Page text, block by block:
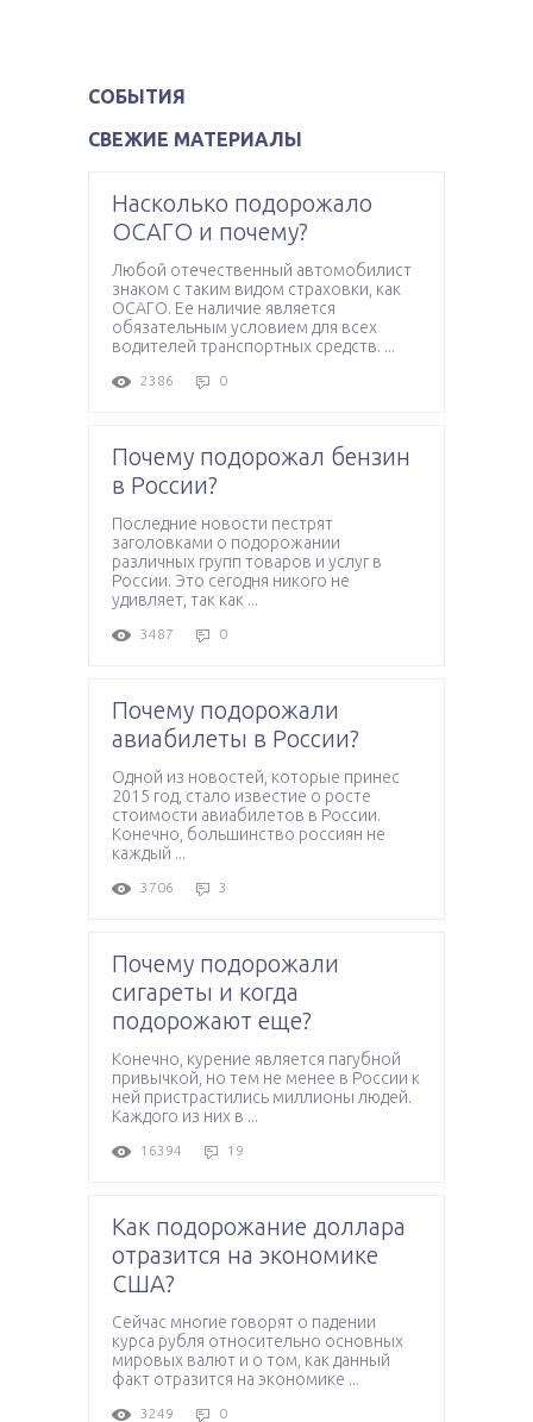
СОБЫТИЯ
СВЕЖИЕ МАТЕРИАЛЫ
Насколько подорожало
ОСАГО и почему?
Любой отечественный автомобилист
знаком с таким видом страховки, как
ОСАГО. Ее наличие является
обязательным условием для всех
водителей транспортных средств. ...
2386 0
Почему подорожал бензин
в России?
Последние новости пестрят
заголовками о подорожании
различных групп товаров и услуг в
России. Это сегодня никого не
удивляет, так как ...
3487 0
Почему подорожали
авиабилеты в России?
Одной из новостей, которые принес
2015 год, стало известие о росте
стоимости авиабилетов в России.
Конечно, большинство россиян не
каждый ...
3706 3
Почему подорожали
сигареты и когда
подорожают еще?
Конечно, курение является пагубной
привычкой, но тем не менее в России к
ней пристрастились миллионы людей.
Каждого из них в ...
16394 19
Как подорожание доллара
отразится на экономике
США?
Сейчас многие говорят о падении
курса рубля относительно основных
мировых валют и о том, как данный
факт отразится на экономике ...
3249 0